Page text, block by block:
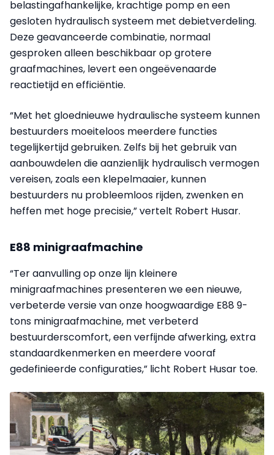
belastingafhankelijke, krachtige pomp en een
gesloten hydraulisch systeem met debietverdeling.
Deze geavanceerde combinatie, normaal
gesproken alleen beschikbaar op grotere
graafmachines, levert een ongeëvenaarde
reactietijd en efficiëntie.
“Met het gloednieuwe hydraulische systeem kunnen
bestuurders moeiteloos meerdere functies
tegelijkertijd gebruiken. Zelfs bij het gebruik van
aanbouwdelen die aanzienlijk hydraulisch vermogen
vereisen, zoals een klepelmaaier, kunnen
bestuurders nu probleemloos rijden, zwenken en
heffen met hoge precisie,” vertelt Robert Husar.
E88 minigraafmachine
“Ter aanvulling op onze lijn kleinere
minigraafmachines presenteren we een nieuwe,
verbeterde versie van onze hoogwaardige E88 9-
tons minigraafmachine, met verbeterd
bestuurderscomfort, een verfijnde afwerking, extra
standaardkenmerken en meerdere vooraf
gedefinieerde configuraties,” licht Robert Husar toe.